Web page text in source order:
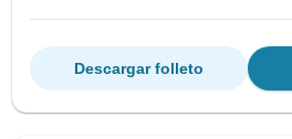
Descargar folleto